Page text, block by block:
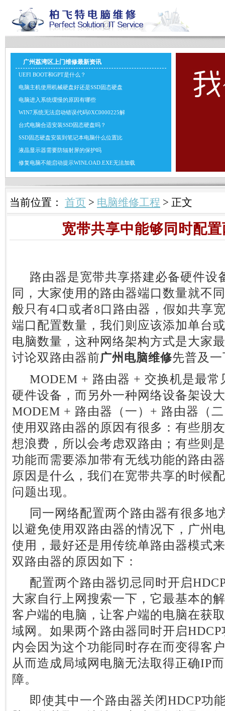
广州荔湾区上门维修最新资讯
UEFI BOOT和GPT是什么？
电脑主机使用机械硬盘好还是SSD固态硬盘
电脑进入系统缓慢的原因有哪些
WIN7系统无法启动错误代码0XC0000225解
台式电脑合适安装SSD固态硬盘吗？
SSD固态硬盘安装到笔记本电脑什么位置比
液晶显示器需要防辐射屏的保护吗
修复电脑不能启动提示WINLOAD.EXE无法加载
当前位置： 首页 > 电脑维修工程 > 正文
宽带共享中能够同时配
路由器是宽带共享搭建必备硬件设
同，大家使用的路由器端口数量就不
般只有4口或者8口路由器，假如共享
端口配置数量，我们则应该添加单台
电脑数量，这种网络架构方式是大家
讨论双路由器前广州电脑维修先普及
MODEM + 路由器 + 交换机是最常
硬件设备，而另外一种网络设备架
MODEM + 路由器（一）+ 路由器（
使用双路由器的原因有很多：有些朋
想浪费，所以会考虑双路由；有些则
功能而需要添加带有无线功能的路由
原因是什么，我们在宽带共享的时候
问题出现。
同一网络配置两个路由器有很多地
以避免使用双路由器的情况下，广州
使用，最好还是用传统单路由器模式
双路由器的原因如下：
配置两个路由器切忌同时开启
大家自行上网搜索一下，它最基本的
客户端的电脑，让客户端的电脑在获
域网。如果两个路由器同时开启
内会因为这个功能同时存在而变得客
从而造成局域网电脑无法取得正确IP
障。
即使其中一个路由器关闭HDCP功